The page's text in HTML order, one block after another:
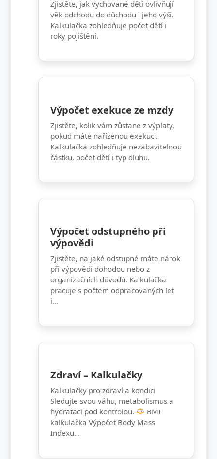
Zjistěte, jak vychované děti ovlivňují
věk odchodu do důchodu i jeho výši.
Kalkulačka zohledňuje počet dětí i
roky pojištění.
Výpočet exekuce ze mzdy
Zjistěte, kolik vám zůstane z výplaty,
pokud máte nařízenou exekuci.
Kalkulačka zohledňuje nezabavitelnou
částku, počet dětí i typ dluhu.
Výpočet odstupného při
výpovědi
Zjistěte, na jaké odstupné máte nárok
při výpovědi dohodou nebo z
organizačních důvodů. Kalkulačka
pracuje s počtem odpracovaných let
i...
Zdraví – Kalkulačky
Kalkulačky pro zdraví a kondici
Sledujte svou váhu, metabolismus a
hydrataci pod kontrolou.
BMI
kalkulačka Výpočet Body Mass
Indexu...